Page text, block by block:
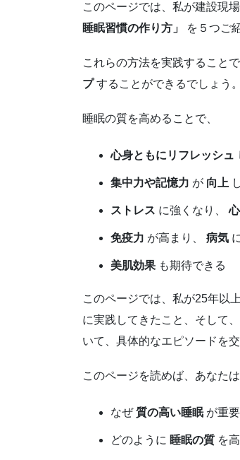
このページでは、私が建設現
睡眠習慣の作り方」
を５つご
これらの方法を実践することで
プすることができるでしょう。
睡眠の質を高めることで、
心身ともにリフレッシュ
集中力や記憶力 が 向上
ストレス に強くなり、
免疫力 が高まり、 病気
美肌効果 も期待できる
このページでは、私が25年以
に実践してきたこと、そして、
いて、具体的なエピソードを
このページを読めば、あなた
なぜ質の高い睡眠が重
どのように 睡眠の質 を